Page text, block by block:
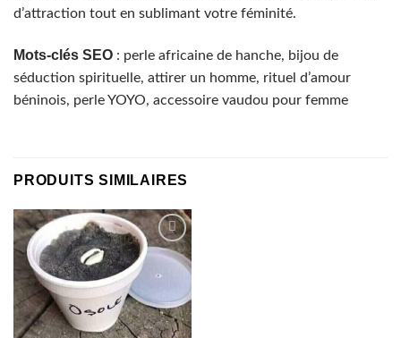
d’attraction tout en sublimant votre féminité.
Mots-clés SEO : perle africaine de hanche, bijou de
séduction spirituelle, attirer un homme, rituel d’amour
béninois, perle YOYO, accessoire vaudou pour femme
PRODUITS SIMILAIRES
Ajouter à la liste de souhaits